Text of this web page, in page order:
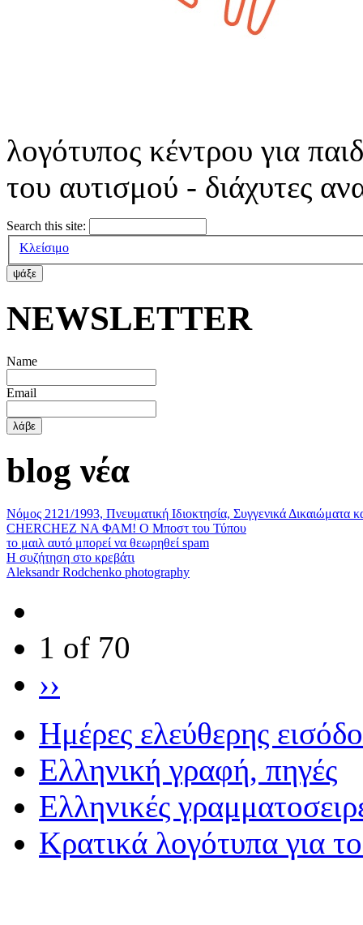
λογότυπος κέντρου για
του αυτισμού - διάχυτες
Search this site:
Κλείσιμο
ΝΕWSLETTER
Name
Email
blog νέα
Νόμος 2121/1993, Πνευματική Ιδιοκτησία, Συγγενικά Δικαιώματα
CHERCHEZ ΝΑ ΦΑΜ! Ο Μποστ του Τύπου
το μαιλ αυτό μπορεί να θεωρηθεί spam
Η συζήτηση στο κρεβάτι
Aleksandr Rodchenko photography
1 of 70
››
Ημέρες ελεύθερης
Eλληνική γραφή, πηγές
Ελληνικές
Κρατικά λογότυπα για